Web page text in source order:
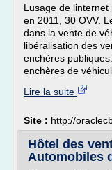
Lusage de
en 2011, 30 OVV.
dans la vente de
libéralisation des
enchères
enchères de
Lire la suite
Site : http://
Hôtel des
Automobiles